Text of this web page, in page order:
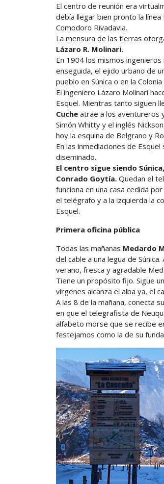
El centro de reunión era
debía llegar bien pronto la
Comodoro Rivadavia.
La mensura de las tierras
Lázaro R. Molinari.
En 1904 los mismos
enseguida, el ejido urbano de
pueblo en Súnica o en la
El ingeniero Lázaro Molinari
Esquel. Mientras tanto siguen
Cuche atrae a los aventureros
Simón Whitty y el inglés
hoy la esquina de Belgrano y
En las inmediaciones de
diseminado.
El centro sigue siendo
Conrado Goytía. Quedan el
funciona en una casa cedida
el telégrafo y a la izquierda la
Esquel.
Primera oficina pública
Todas las mañanas Medardo
del cable a una legua de
verano, fresca y agradable
Tiene un propósito fijo. Sigue
vírgenes alcanza el alba ya, el
A las 8 de la mañana, conecta
en que el telegrafista de
alfabeto morse que se recibe
festejamos como la de su